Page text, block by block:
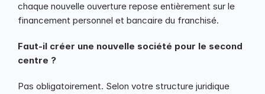
chaque nouvelle ouverture repose entièrement sur le
financement personnel et bancaire du franchisé.
Faut-il créer une nouvelle société pour le second
centre ?
Pas obligatoirement. Selon votre structure juridique